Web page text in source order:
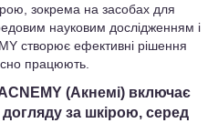
зокрема на засобах для
науковим дослідженням і
створює ефективні рішення
працюють.
(Акнемі) включає
догляду за шкірою, серед